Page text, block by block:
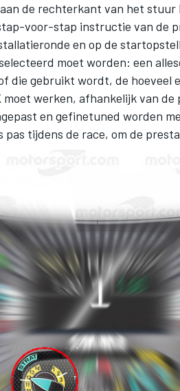
de rechterkant van het
voor-stap instructie van de
en op de
moet worden: een
die gebruikt wordt, de hoeveel
werken, afhankelijk van de
en gefinetuned worden
tijdens de race, om de